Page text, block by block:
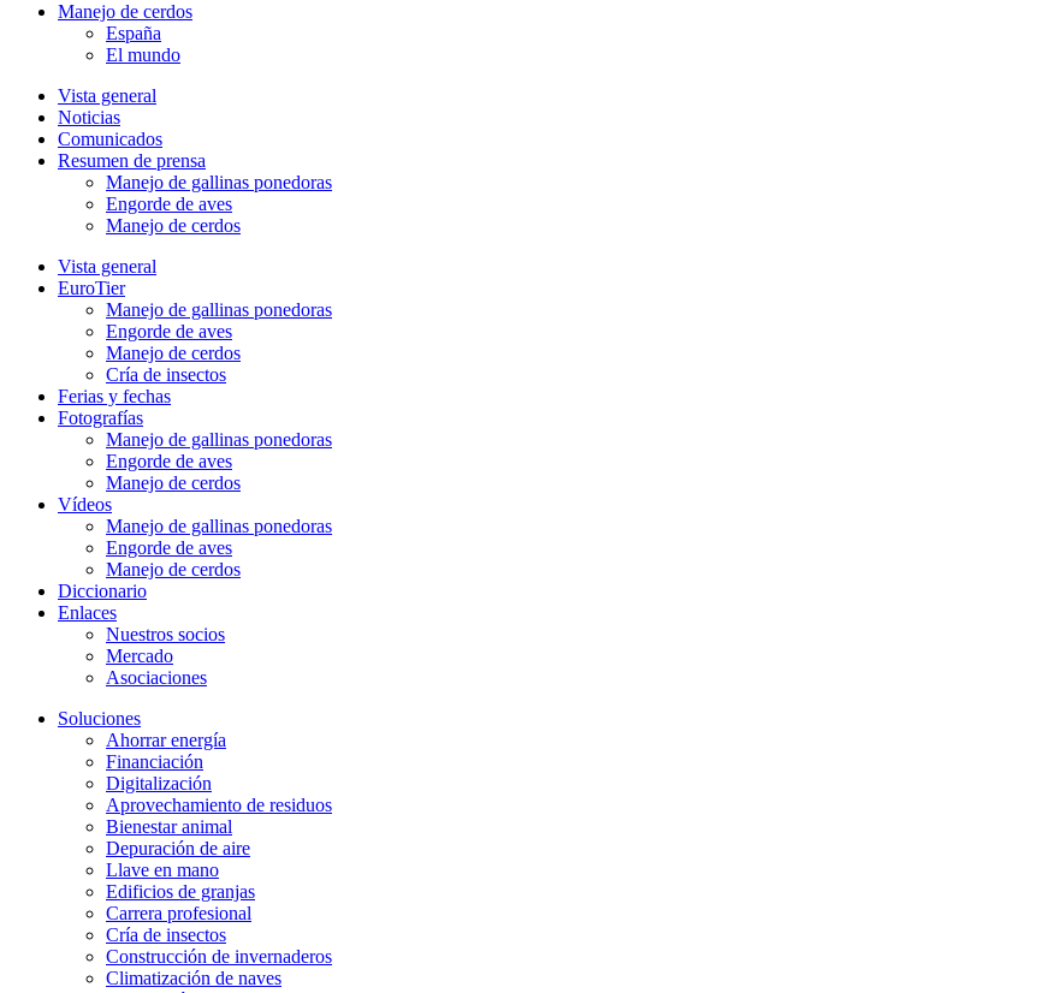
Manejo de cerdos
España
El mundo
Vista general
Noticias
Comunicados
Resumen de prensa
Manejo de gallinas ponedoras
Engorde de aves
Manejo de cerdos
Vista general
EuroTier
Manejo de gallinas ponedoras
Engorde de aves
Manejo de cerdos
Cría de insectos
Ferias y fechas
Fotografías
Manejo de gallinas ponedoras
Engorde de aves
Manejo de cerdos
Vídeos
Manejo de gallinas ponedoras
Engorde de aves
Manejo de cerdos
Diccionario
Enlaces
Nuestros socios
Mercado
Asociaciones
Soluciones
Ahorrar energía
Financiación
Digitalización
Aprovechamiento de residuos
Bienestar animal
Depuración de aire
Llave en mano
Edificios de granjas
Carrera profesional
Cría de insectos
Construcción de invernaderos
Climatización de naves